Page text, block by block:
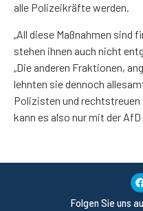
alle Polizeikräfte werden.
„All diese Maßnahmen sind
stehen ihnen auch nicht
„Die anderen Fraktionen,
lehnten sie dennoch
Polizisten und rechtstreuen
kann es also nur mit der AfD
Folgen Sie uns